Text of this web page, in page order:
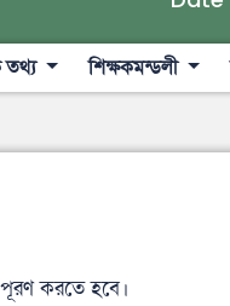
তথ্য শিক্ষকমন্ডলী
করতে হবে।